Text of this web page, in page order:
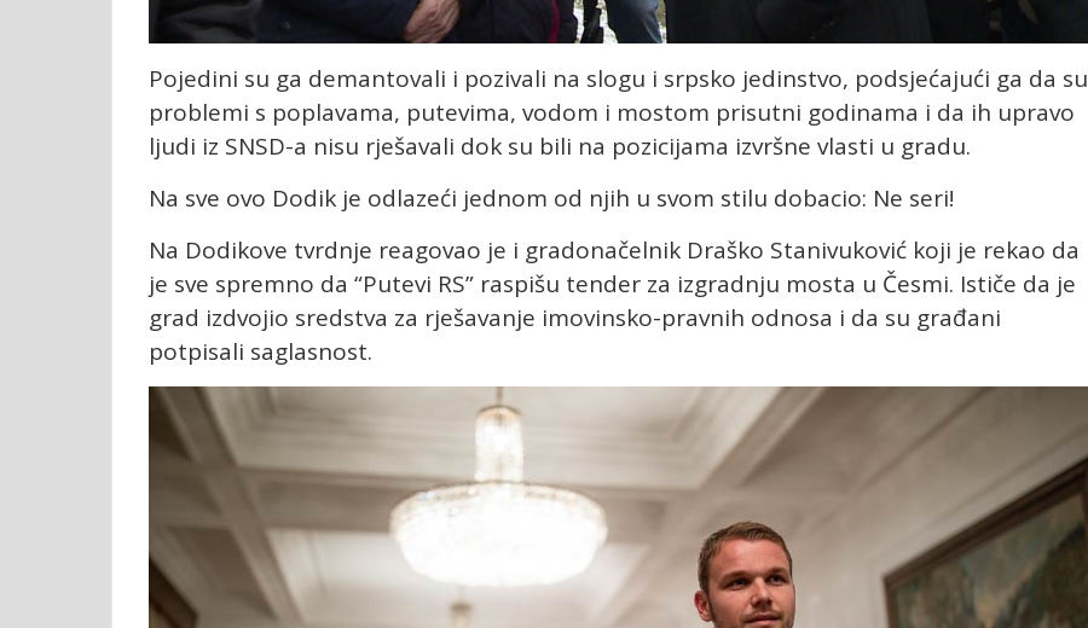
Pojedini su ga demantovali i pozivali na slogu i srpsko jedinstvo, podsjećajući ga da su
problemi s poplavama, putevima, vodom i mostom prisutni godinama i da ih upravo
ljudi iz SNSD-a nisu rješavali dok su bili na pozicijama izvršne vlasti u gradu.
Na sve ovo Dodik je odlazeći jednom od njih u svom stilu dobacio: Ne seri!
Na Dodikove tvrdnje reagovao je i gradonačelnik Draško Stanivuković koji je rekao da
je sve spremno da “Putevi RS” raspišu tender za izgradnju mosta u Česmi. Ističe da je
grad izdvojio sredstva za rješavanje imovinsko-pravnih odnosa i da su građani
potpisali saglasnost.